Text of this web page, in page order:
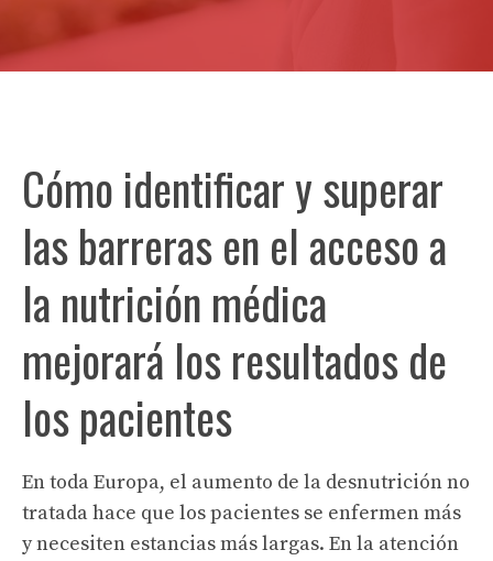
Cómo identificar y superar
las barreras en el acceso a
la nutrición médica
mejorará los resultados de
los pacientes
En toda Europa, el aumento de la desnutrición no
tratada hace que los pacientes se enfermen más
y necesiten estancias más largas. En la atención